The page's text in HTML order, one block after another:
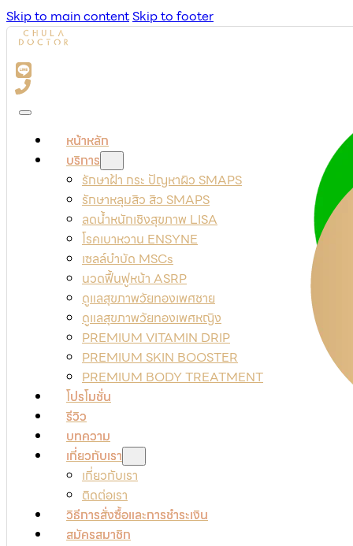
Skip to main contentSkip to footer
หน้าหลัก
บริการ
รักษาฝ้า กระ ปัญหาผิว SMAPS
รักษาหลุมสิว สิว SMAPS
ลดน้ำหนักเชิงสุขภาพ LISA
โรคเบาหวาน ENSYNE
เซลล์บำบัด MSCs
นวดฟื้นฟูหน้า ASRP
ดูแลสุขภาพวัยทองเพศชาย
ดูแลสุขภาพวัยทองเพศหญิง
PREMIUM VITAMIN DRIP
PREMIUM SKIN BOOSTER
PREMIUM BODY TREATMENT
โปรโมชั่น
รีวิว
บทความ
เกี่ยวกับเรา
เกี่ยวกับเรา
ติดต่อเรา
วิธีการสั่งซื้อและการชำระเงิน
สมัครสมาชิก